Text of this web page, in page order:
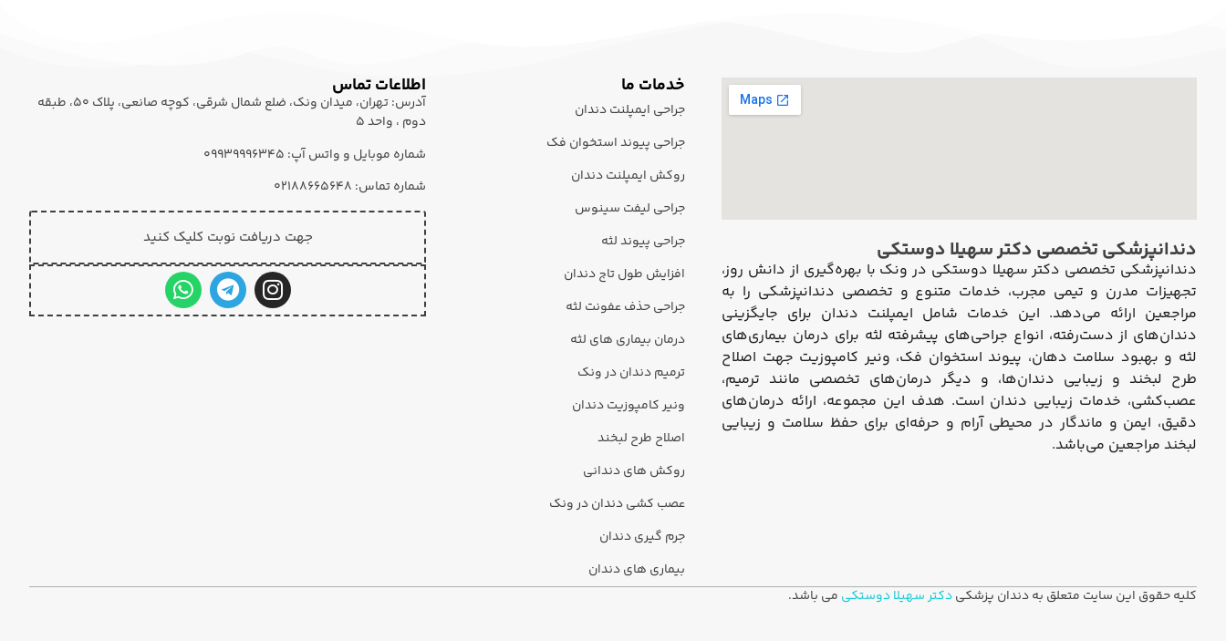
دندانپزشکی تخصصی دکتر سهیلا دوستکی
دندانپزشکی تخصصی دکتر سهیلا دوستکی در ونک با بهره‌گیری از دانش روز،
تجهیزات مدرن و تیمی مجرب، خدمات متنوع و تخصصی دندانپزشکی را به
مراجعین ارائه می‌دهد. این خدمات شامل ایمپلنت دندان برای جایگزینی
دندان‌های از دست‌رفته، انواع جراحی‌های پیشرفته لثه برای درمان بیماری‌های
لثه و بهبود سلامت دهان، پیوند استخوان فک، ونیر کامپوزیت جهت اصلاح
طرح لبخند و زیبایی دندان‌ها، و دیگر درمان‌های تخصصی مانند ترمیم،
عصب‌کشی، خدمات زیبایی دندان است. هدف این مجموعه، ارائه درمان‌های
دقیق، ایمن و ماندگار در محیطی آرام و حرفه‌ای برای حفظ سلامت و زیبایی
لبخند مراجعین می‌باشد.
خدمات ما
جراحی ایمپلنت دندان
جراحی پیوند استخوان فک
روکش ایمپلنت دندان
جراحی لیفت سینوس
جراحی پیوند لثه
افزایش طول تاج دندان
جراحی حذف عفونت لثه
درمان بیماری های لثه
ترمیم دندان در ونک
ونیر کامپوزیت دندان
اصلاح طرح لبخند
روکش های دندانی
عصب کشی دندان در ونک
جرم گیری دندان
بیماری های دندان
اطلاعات تماس
آدرس: تهران، میدان ونک، ضلع شمال شرقی، کوچه صانعی، پلاک 50، طبقه
دوم ، واحد 5
شماره موبایل و واتس آپ: ۰۹۹۳۹۹۹۶۳۴۵
شماره تماس: 02188665648
جهت دریافت نوبت کلیک کنید
کلیه حقوق این سایت متعلق به دندان پزشکیدکتر سهیلا دوستکی می باشد.